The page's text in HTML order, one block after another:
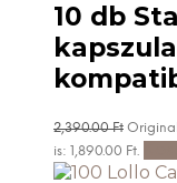
10 db
2,390.00Ft
is: 1,890.00 Ft.